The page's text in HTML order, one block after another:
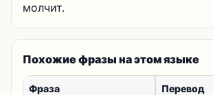
молчит.
Похожие фразы на этом языке
Фраза Перевод